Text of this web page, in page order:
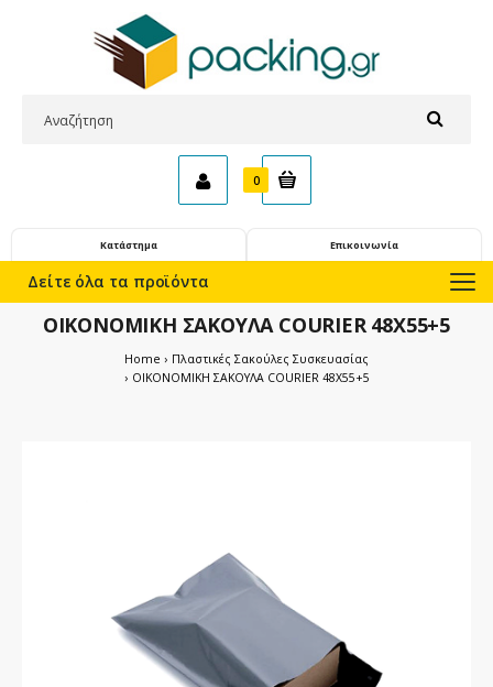
0
Κατάστημα Επικοινωνία
Δείτε όλα τα προϊόντα
ΟΙΚΟΝΟΜΙΚΗ ΣΑΚΟΥΛΑ COURIER 48X55+5
Home
Πλαστικές Σακούλες Συσκευασίας
ΟΙΚΟΝΟΜΙΚΗ ΣΑΚΟΥΛΑ COURIER 48X55+5